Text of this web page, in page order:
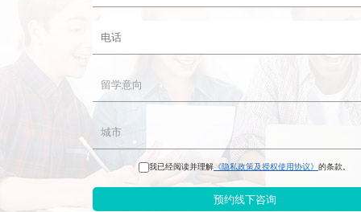
我已经阅读并理解 《隐私政策及授权使用协议》 的条款。
预约线下咨询